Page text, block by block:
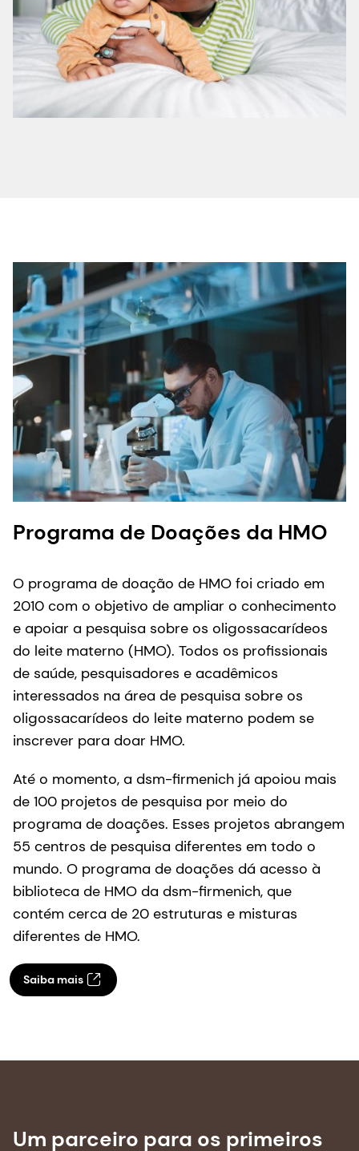
Programa de Doações da HMO
O programa de doação de HMO foi criado em
2010 com o objetivo de ampliar o conhecimento
e apoiar a pesquisa sobre os oligossacarídeos
do leite materno (HMO). Todos os profissionais
de saúde, pesquisadores e acadêmicos
interessados na área de pesquisa sobre os
inscrever para doar HMO.
Até o momento, a dsm-firmenich já apoiou mais
de 100 projetos de pesquisa por meio do
programa de doações. Esses projetos abrangem
55 centros de pesquisa diferentes em todo o
mundo. O programa de doações dá acesso à
biblioteca de HMO da dsm-firmenich, que
contém cerca de 20 estruturas e misturas
diferentes de HMO.